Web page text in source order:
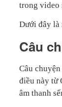
trong video
Dưới đây là
Câu
Câu
điều này từ
âm thanh